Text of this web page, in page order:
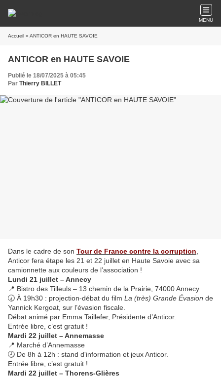
MENU
Accueil » ANTICOR en HAUTE SAVOIE
ANTICOR en HAUTE SAVOIE
Publié le 18/07/2025 à 05:45
Par Thierry BILLET
Dans le cadre de son Tour de France contre la corruption
Anticor fera étape les 21 et 22 juillet en Haute Savoie avec sa
camionnette aux couleurs de l’association !
Lundi 21 juillet – Annecy
📍 Bistro des Tilleuls – 13 chemin de la Prairie, 74000 Annecy
🕢 À 19h30 : projection-débat du film La (très) Grande Évasion de
Yannick Kergoat, sur l’évasion fiscale.
Débat animé par Emma Taillefer, Présidente d’Anticor.
Entrée libre, c’est gratuit !
Mardi 22 juillet – Annemasse
📍 Marché d’Annemasse
🕗 De 8h à 12h : stand d'information et jeux Anticor.
Entrée libre, c’est gratuit !
Mardi 22 juillet – Thorens-Glières